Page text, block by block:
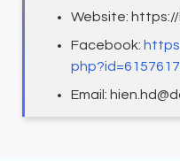
Website:
Facebook:
Email: